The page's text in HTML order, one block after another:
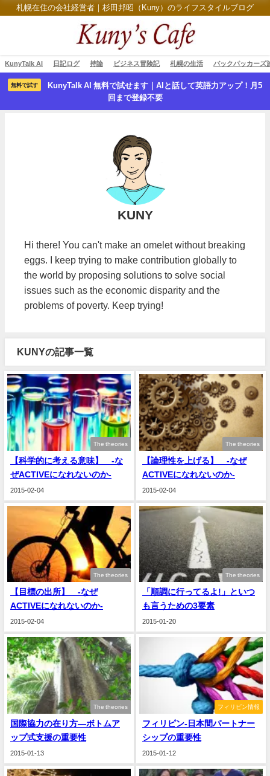
札幌在住の会社経営者｜杉田邦昭（Kuny）のライフスタイルブログ
KunyTalk AI 日記ログ 持論 ビジネス冒険記 札幌の生活 バックパッカーズ
無料で試す
KunyTalk AI 無料で試せます｜AIと話して英語力アップ！月5
回まで登録不要
KUNY
Hi there! You can't make an omelet without breaking
eggs. I keep trying to make contribution globally to
the world by proposing solutions to solve social
issues such as the economic disparity and the
problems of poverty. Keep trying!
KUNYの記事一覧
The theories
【科学的に考える意味】 -な
ぜACTIVEになれないのか-
2015-02-04
The theories
【論理性を上げる】 -なぜ
ACTIVEになれないのか-
2015-02-04
The theories
【目標の出所】 -なぜ
ACTIVEになれないのか-
2015-02-04
The theories
「順調に行ってるよ!」といつ
も言うための3要素
2015-01-20
The theories
国際協力の在り方―ボトムア
ップ式支援の重要性
2015-01-13
フィリピン情報
フィリピン-日本間パートナー
シップの重要性
2015-01-12